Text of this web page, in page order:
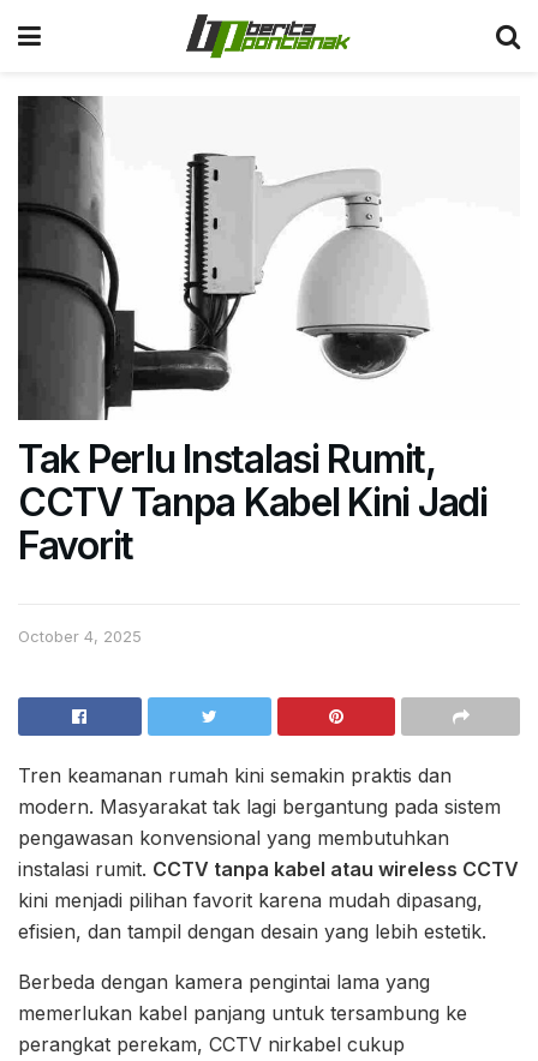
Tak Perlu Instalasi Rumit,
CCTV Tanpa Kabel Kini Jadi
Favorit
October 4, 2025
Tren keamanan rumah kini semakin praktis dan
modern. Masyarakat tak lagi bergantung pada sistem
pengawasan konvensional yang membutuhkan
instalasi rumit. CCTV tanpa kabel atau wireless CCTV
kini menjadi pilihan favorit karena mudah dipasang,
efisien, dan tampil dengan desain yang lebih estetik.
Berbeda dengan kamera pengintai lama yang
memerlukan kabel panjang untuk tersambung ke
perangkat perekam, CCTV nirkabel cukup